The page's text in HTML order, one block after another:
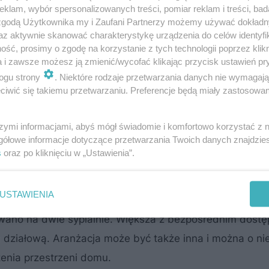
budowa nie wymaga pozwoleń, a jedynie
Parter jest idealnie skrojony na potrzeby dwóch osób.
boku oknem pasmowym nad fragmentem lady oraz
źródłem ogrzewania jest pompa ciepła. Na
na dwie sypialnie. Większa z bezpośrednim
Aranżacja może być także inna i można o
przestrzeni domu.
wybór spersonalizowanych treści, pomiar reklam i treści,
Użytkownika my i Zaufani Partnerzy możemy używać
aktywnie skanować charakterystykę urządzenia do celów
prosimy o zgodę na korzystanie z tych technologii poprzez
i zawsze możesz ją zmienić/wycofać klikając przycisk ustawień
strony
. Niektóre rodzaje przetwarzania danych nie
się takiemu przetwarzaniu. Preferencje będą miały
informacjami, abyś mógł świadomie i komfortowo korzystać z
informacje dotyczące przetwarzania Twoich danych
oraz po kliknięciu w „Ustawienia”.
USTAWIENIA